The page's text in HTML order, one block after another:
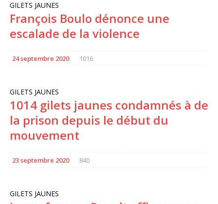
GILETS JAUNES
François Boulo dénonce une
escalade de la violence
24 septembre 2020 1016
GILETS JAUNES
1014 gilets jaunes condamnés à de
la prison depuis le début du
mouvement
23 septembre 2020 840
GILETS JAUNES